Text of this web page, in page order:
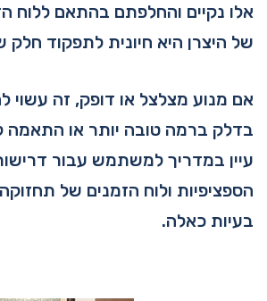
אלו נקיים והחלפתם בהתאם ללוח
של היצרן היא חיונית לתפקוד
אם מנוע מצלצל או דופק, זה עשוי
בדלק ברמה טובה יותר או התאמה
עיין במדריך למשתמש עבור
הספציפיות ולוח הזמנים של
בעיות כאלה.